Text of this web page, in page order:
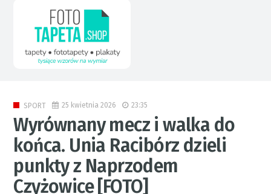
SPORT 25 kwietnia 2026 23:35
Wyrównany mecz i walka do
końca. Unia Racibórz dzieli
punkty z Naprzodem
Czyżowice [FOTO]